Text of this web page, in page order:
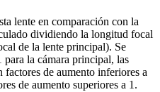
lente en comparación con la
dividiendo la longitud focal
de la lente principal). Se
para la cámara principal, las
factores de aumento inferiores a
de aumento superiores a 1.